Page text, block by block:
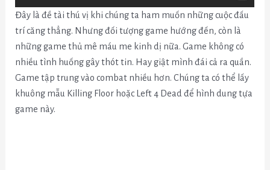
Đây là đề tài thú vị khi chúng ta ham muốn những cuộc đấu
trí căng thẳng. Nhưng đối tượng game hướng đến, còn là
những game thủ mê máu me kinh dị nữa. Game không có
nhiều tình huống gây thót tin. Hay giật mình đái cả ra quần.
Game tập trung vào combat nhiều hơn. Chúng ta có thể lấy
khuông mẫu Killing Floor hoặc Left 4 Dead để hình dung tựa
game này.